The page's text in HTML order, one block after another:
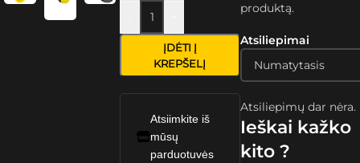
ĮDĖTI Į
KREPŠELĮ
Atsiimkite iš
mūsų
parduotuvės
Atsiliepimai
Atsiliepimų dar nėra.
produktą.
Ieškai kažko
kito ?